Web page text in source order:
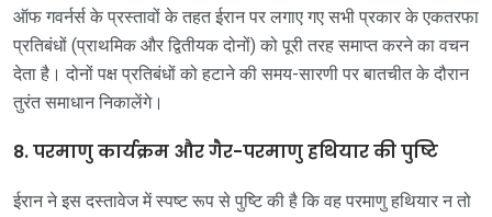
ऑफ गवर्नर्स के प्रस्तावों के तहत ईरान पर लगाए गए सभी प्रकार के एकतरफा
प्रतिबंधों (प्राथमिक और द्वितीयक दोनों) को पूरी तरह समाप्त करने का वचन
देता है। दोनों पक्ष प्रतिबंधों को हटाने की समय-सारणी पर बातचीत के दौरान
तुरंत समाधान निकालेंगे।
8. परमाणु कार्यक्रम और गैर-परमाणु हथियार की पुष्टि
ईरान ने इस दस्तावेज में स्पष्ट रूप से पुष्टि की है कि वह परमाणु हथियार न तो